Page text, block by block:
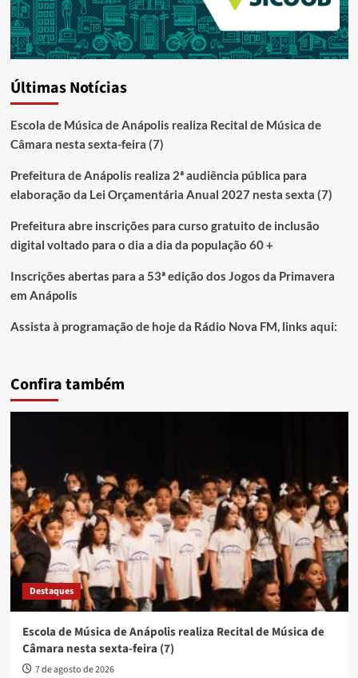
Últimas Notícias
Escola de Música de Anápolis realiza Recital de Música de
Câmara nesta sexta-feira (7)
Prefeitura de Anápolis realiza 2ª audiência pública para
elaboração da Lei Orçamentária Anual 2027 nesta sexta (7)
Prefeitura abre inscrições para curso gratuito de inclusão
digital voltado para o dia a dia da população 60 +
Inscrições abertas para a 53ª edição dos Jogos da Primavera
em Anápolis
Assista à programação de hoje da Rádio Nova FM, links aqui:
Confira também
Destaques
Escola de Música de Anápolis realiza Recital de Música de
Câmara nesta sexta-feira (7)
7 de agosto de 2026